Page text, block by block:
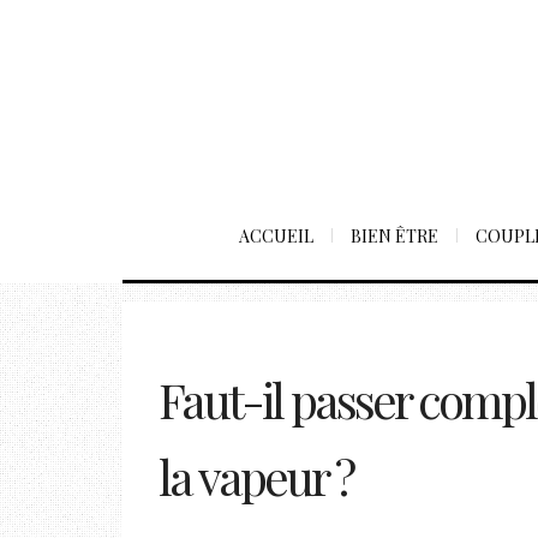
ACCUEIL BIEN ÊTRE
Faut-il passer
la vapeur ?